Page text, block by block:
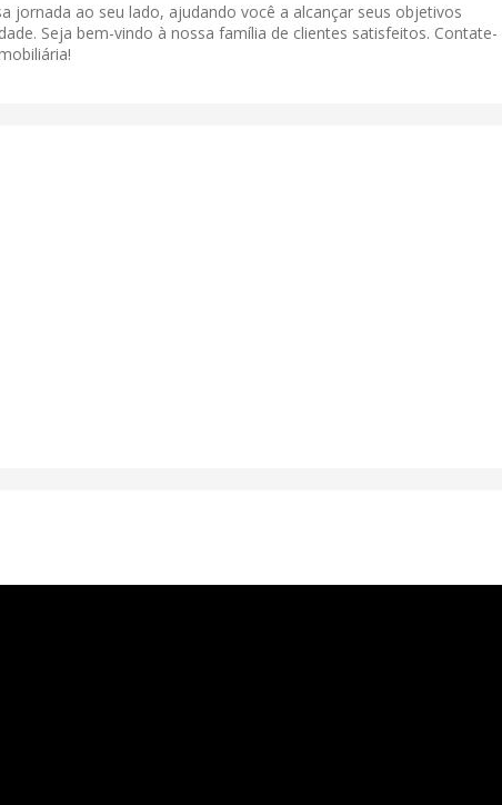
jornada ao seu lado, ajudando você a alcançar seus objetivos
Seja bem-vindo à nossa família de clientes satisfeitos. Contate-